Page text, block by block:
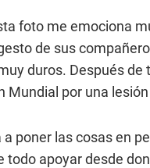
foto me emociona
de sus
duros. Después
Mundial por una
poner las cosas en
todo apoyar desde